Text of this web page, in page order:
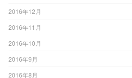
2016年12月
2016年11月
2016年10月
2016年9月
2016年8月